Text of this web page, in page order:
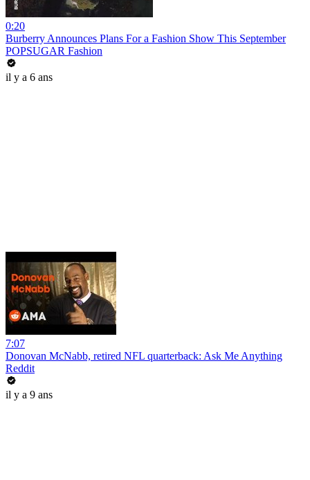
0:20
Burberry Announces Plans For a Fashion Show This September
POPSUGAR Fashion
il y a 6 ans
7:07
Donovan McNabb, retired NFL quarterback: Ask Me Anything
Reddit
il y a 9 ans